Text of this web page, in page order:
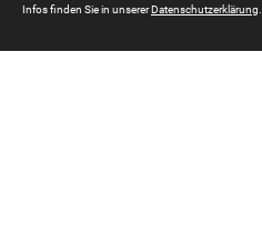
Infos finden Sie in unsererDatenschutzerklärung